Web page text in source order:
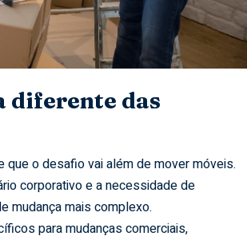
diferente das
que o desafio vai além de mover móveis.
corporativo e a necessidade de
mudança mais complexo.
para mudanças comerciais,